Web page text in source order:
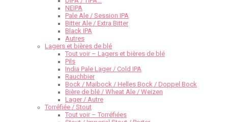
NEIPA
Pale Ale / Session IPA
Bitter Ale / Extra Bitter
Black IPA
Autres
Lagers et bières de blé
Tout voir – Lagers et bières de blé
Pils
India Pale Lager / Cold IPA
Rauchbier
Bock / Maibock / Helles Bock / Doppel Bock
Bière de blé / Wheat Ale / Weizen
Lager / Autre
Torréfiée / Stout
Tout voir – Torréfiées